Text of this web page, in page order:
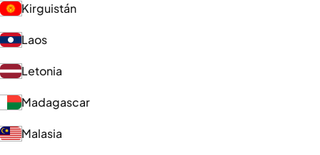
Kirguistán
Laos
Letonia
Madagascar
Malasia